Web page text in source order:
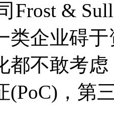
Frost &
类企业碍
都不敢考
(PoC)，第